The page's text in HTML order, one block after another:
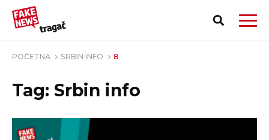
POČETNA SRBIN INFO 8
Tag: Srbin info